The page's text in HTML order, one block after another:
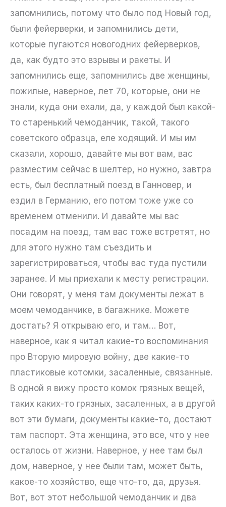
запомнились, потому что было под Новый год,
были фейерверки, и запомнились дети,
которые пугаются новогодних фейерверков,
да, как будто это взрывы и ракеты. И
запомнились еще, запомнились две женщины,
пожилые, наверное, лет 70, которые, они не
знали, куда они ехали, да, у каждой был какой-
то старенький чемоданчик, такой, такого
советского образца, еле ходящий. И мы им
сказали, хорошо, давайте мы вот вам, вас
разместим сейчас в шелтер, но нужно, завтра
есть, был бесплатный поезд в Ганновер, и
ездил в Германию, его потом тоже уже со
временем отменили. И давайте мы вас
посадим на поезд, там вас тоже встретят, но
для этого нужно там съездить и
зарегистрироваться, чтобы вас туда пустили
заранее. И мы приехали к месту регистрации.
Они говорят, у меня там документы лежат в
моем чемоданчике, в багажнике. Можете
достать? Я открываю его, и там… Вот,
наверное, как я читал какие-то воспоминания
про Вторую мировую войну, две какие-то
пластиковые котомки, засаленные, связанные.
В одной я вижу просто комок грязных вещей,
таких каких-то грязных, засаленных, а в другой
вот эти бумаги, документы какие-то, достают
там паспорт. Эта женщина, это все, что у нее
осталось от жизни. Наверное, у нее там был
дом, наверное, у нее были там, может быть,
какое-то хозяйство, еще что-то, да, друзья.
Вот, вот этот небольшой чемоданчик и два